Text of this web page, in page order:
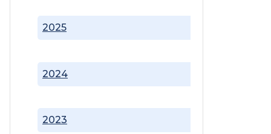
2023
2024
2025